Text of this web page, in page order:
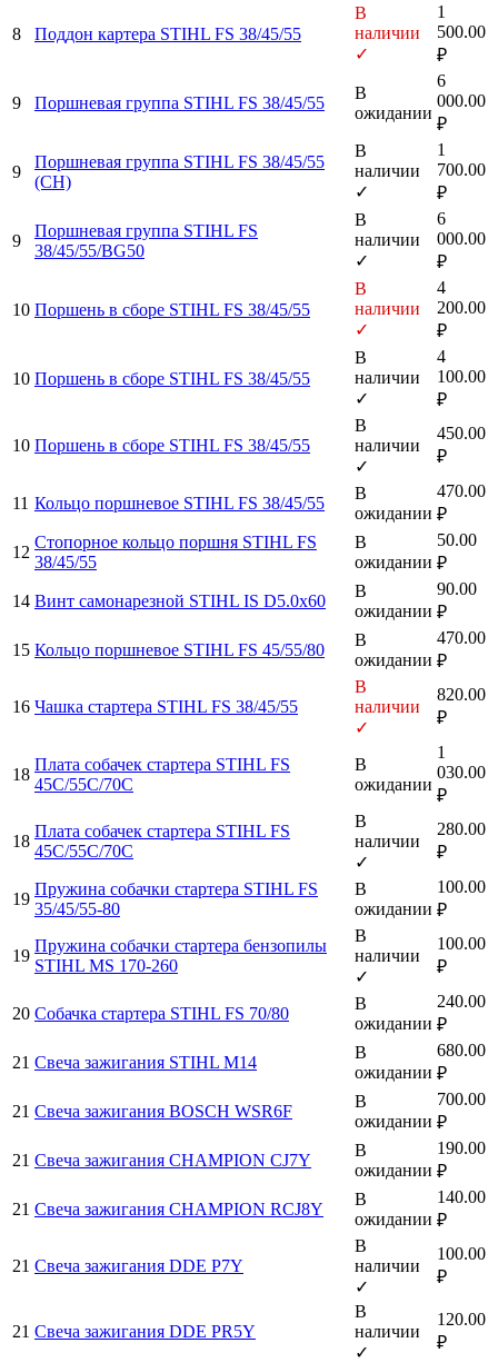
8 Поддон картера STIHL FS 38/45/55
В
наличии
✓
1
500.00
₽
9 Поршневая группа STIHL FS 38/45/55
В
ожидании
6
000.00
₽
9
Поршневая группа STIHL FS 38/45/55
(CH)
В
наличии
✓
1
700.00
₽
9
Поршневая группа STIHL FS
38/45/55/BG50
В
наличии
✓
6
000.00
₽
10 Поршень в сборе STIHL FS 38/45/55
В
наличии
✓
4
200.00
₽
10 Поршень в сборе STIHL FS 38/45/55
В
наличии
✓
4
100.00
₽
10 Поршень в сборе STIHL FS 38/45/55
В
наличии
✓
450.00
₽
11 Кольцо поршневое STIHL FS 38/45/55
В
ожидании
470.00
₽
12
Стопорное кольцо поршня STIHL FS
38/45/55
В
ожидании
50.00
₽
14 Винт самонарезной STIHL IS D5.0х60
В
ожидании
90.00
₽
15 Кольцо поршневое STIHL FS 45/55/80
В
ожидании
470.00
₽
16 Чашка стартера STIHL FS 38/45/55
В
наличии
✓
820.00
₽
18
Плата собачек стартера STIHL FS
45С/55С/70С
В
ожидании
1
030.00
₽
18
Плата собачек стартера STIHL FS
45С/55С/70С
В
наличии
✓
280.00
₽
19
Пружина собачки стартера STIHL FS
35/45/55-80
В
ожидании
100.00
₽
19
Пружина собачки стартера бензопилы
STIHL MS 170-260
В
наличии
✓
100.00
₽
20 Собачка стартера STIHL FS 70/80
В
ожидании
240.00
₽
21 Свеча зажигания STIHL М14
В
ожидании
680.00
₽
21 Свеча зажигания BOSCH WSR6F
В
ожидании
700.00
₽
21 Свеча зажигания CHAMPION CJ7Y
В
ожидании
190.00
₽
21 Свеча зажигания CHAMPION RCJ8Y
В
ожидании
140.00
₽
21 Свеча зажигания DDE P7Y
В
наличии
✓
100.00
₽
21 Свеча зажигания DDE PR5Y
В
наличии
✓
120.00
₽